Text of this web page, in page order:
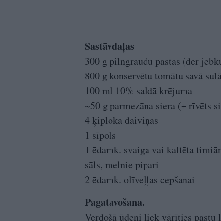
Sastāvdaļas
300 g pilngraudu pastas (der
800 g konservētu tomātu savā sulā
100 ml 10% saldā krējuma
~50 g parmezāna siera (+ rīvēts
4 ķiploka daiviņas
1 sīpols
1 ēdamk. svaiga vai kaltēta
sāls, melnie pipari
2 ēdamk. olīveļļas cepšanai
Pagatavošana.
Verdošā ūdeni liek vārīties